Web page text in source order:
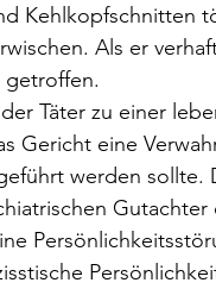
Kehlkopfschnitten
Als er
getroffen.
Täter zu einer
Gericht eine
werden sollte.
Gutachter